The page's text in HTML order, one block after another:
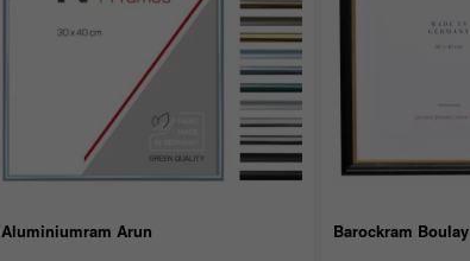
Aluminiumram Arun Barockram Boulay